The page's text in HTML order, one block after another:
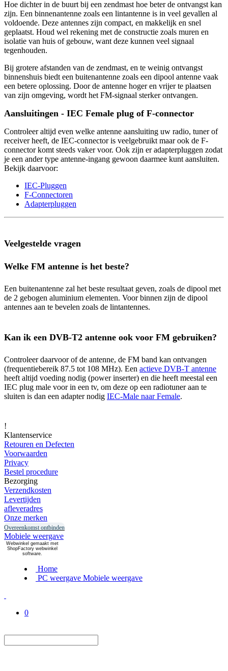
Hoe dichter in de buurt bij een zendmast hoe beter de ontvangst kan
zijn. Een binnenantenne zoals een lintantenne is in veel gevallen al
voldoende. Deze antennes zijn compact, en makkelijk en snel
geplaatst. Houd wel rekening met de constructie zoals muren en
isolatie van huis of gebouw, want deze kunnen veel signaal
tegenhouden.
Bij grotere afstanden van de zendmast, en te weinig ontvangst
binnenshuis biedt een buitenantenne zoals een dipool antenne vaak
een betere oplossing. Door de antenne hoger en vrijer te plaatsen
van zijn omgeving, wordt het FM-signaal sterker ontvangen.
Aansluitingen - IEC Female plug of F-connector
Controleer altijd even welke antenne aansluiting uw radio, tuner of
receiver heeft, de IEC-connector is veelgebruikt maar ook de F-
connector komt steeds vaker voor. Ook zijn er adapterpluggen zodat
je een ander type antenne-ingang gewoon daarmee kunt aansluiten.
Bekijk daarvoor:
IEC-Pluggen
F-Connectoren
Adapterpluggen
Veelgestelde vragen
Welke FM antenne is het beste?
Een buitenantenne zal het beste resultaat geven, zoals de dipool met
de 2 gebogen aluminium elementen. Voor binnen zijn de dipool
antennes aan te bevelen zoals de lintantennes.
Kan ik een DVB-T2 antenne ook voor FM gebruiken?
Controleer daarvoor of de antenne, de FM band kan ontvangen
(frequentiebereik 87.5 tot 108 MHz). Een actieve DVB-T antenne
heeft altijd voeding nodig (power inserter) en die heeft meestal een
IEC plug male voor in een tv, om deze op een radiotuner aan te
sluiten is dan een adapter nodig IEC-Male naar Female.
!
Klantenservice
Retouren en Defecten
Voorwaarden
Privacy
Bestel procedure
Bezorging
Verzendkosten
Levertijden
afleveradres
Onze merken
Overeenkomst ontbinden
Mobiele weergave
Webwinkel gemaakt met
ShopFactory webwinkel
software.
Home
PC weergave Mobiele weergave
0